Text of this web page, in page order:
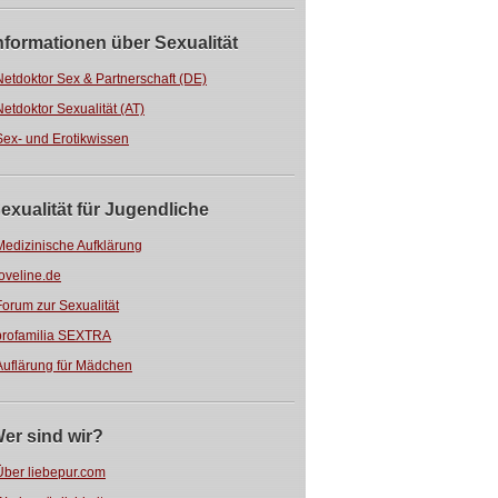
über Sexualität
Sex & Partnerschaft (DE)
Sexualität (AT)
und Erotikwissen
für Jugendliche
Aufklärung
zur Sexualität
SEXTRA
für Mädchen
sind wir?
liebepur.com